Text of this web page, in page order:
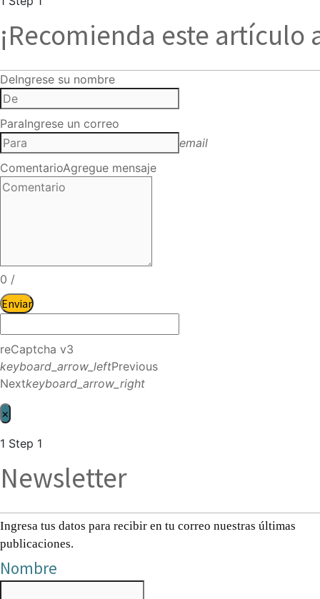
¡Recomienda este artículo
DeIngrese su nombre
ParaIngrese un correo
email
ComentarioAgregue mensaje
0 /
Enviar
reCaptcha v3
keyboard_arrow_leftPrevious
Nextkeyboard_arrow_right
×
1 Step 1
Newsletter
Ingresa tus datos para recibir en tu correo nuestras últimas
publicaciones.
Nombre